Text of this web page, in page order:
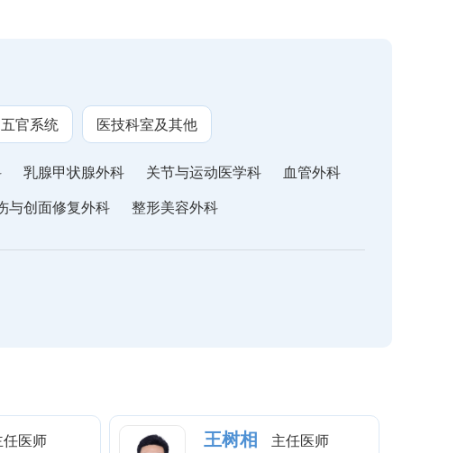
五官系统 医技科室及其他
乳腺甲状腺外科 关节与运动医学科
血管外科
与创面修复外科 整形美容外科
医师
王树相
主任医师